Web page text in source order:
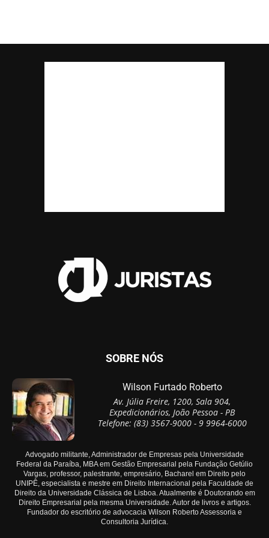
SOBRE NÓS
Wilson Furtado Roberto
Av. Júlia Freire, 1200, Sala 904,
Expedicionários, João Pessoa - PB
Telefone: (83) 3567-9000 - 9 9964-6000
Advogado militante, Administrador de Empresas pela Universidade
Federal da Paraíba, MBA em Gestão Empresarial pela Fundação Getúlio
Vargas, professor, palestrante, empresário, Bacharel em Direito pelo
UNIPÊ, especialista e mestre em Direito Internacional pela Faculdade de
Direito da Universidade Clássica de Lisboa. Atualmente é Doutorando em
Direito Empresarial pela mesma Universidade. Autor de livros e artigos.
Fundador do escritório de advocacia Wilson Roberto Assessoria e
Consultoria Jurídica.